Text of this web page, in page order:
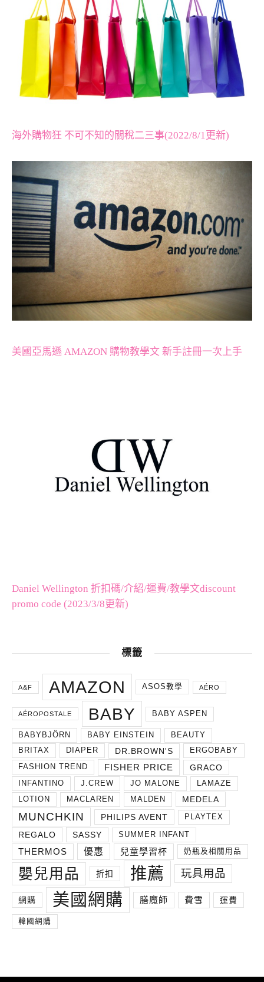
海外購物狂 不可不知的關稅二三事(2022/8/1更新)
美國亞馬遜 AMAZON 購物教學文 新手註冊一次上手
Daniel Wellington 折扣碼/介紹/運費/教學文discount
promo code (2023/3/8更新)
標籤
A&F AMAZON ASOS教學 AÉRO
AÉROPOSTALE BABY BABY ASPEN
BABYBJÖRN BABY EINSTEIN
BEAUTY
BRITAX
DIAPER DR.BROWN'S
ERGOBABY
FASHION TREND
FISHER PRICE GRACO
INFANTINO J.CREW JO MALONE
LAMAZE
LOTION
MACLAREN MALDEN MEDELA
MUNCHKIN PHILIPS AVENT PLAYTEX
REGALO SASSY SUMMER INFANT
THERMOS 優惠 兒童學習杯 奶瓶及相關用品
嬰兒用品 折扣 推薦 玩具用品
網購 美國網購 膳魔師 費雪 運費
韓國網購